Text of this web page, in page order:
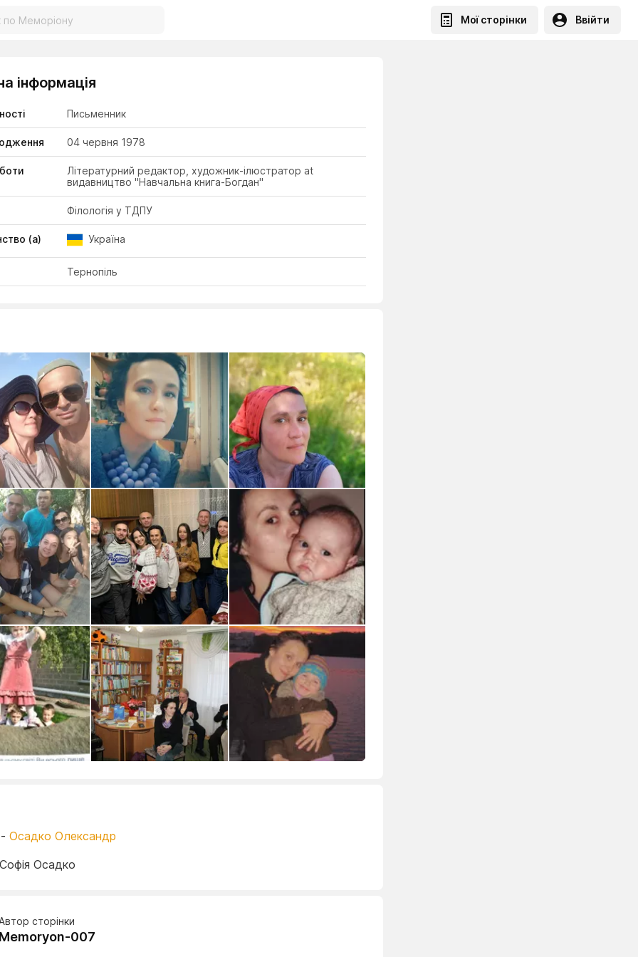
Мої сторінки Ввійти
інформація
Письменник
04 червня 1978
Літературний редактор, художник-ілюстратор at
видавництво "Навчальна книга-Богдан"
Філологія у ТДПУ
(а) Україна
Тернопіль
Осадко Олександр
Осадко
сторінки
007